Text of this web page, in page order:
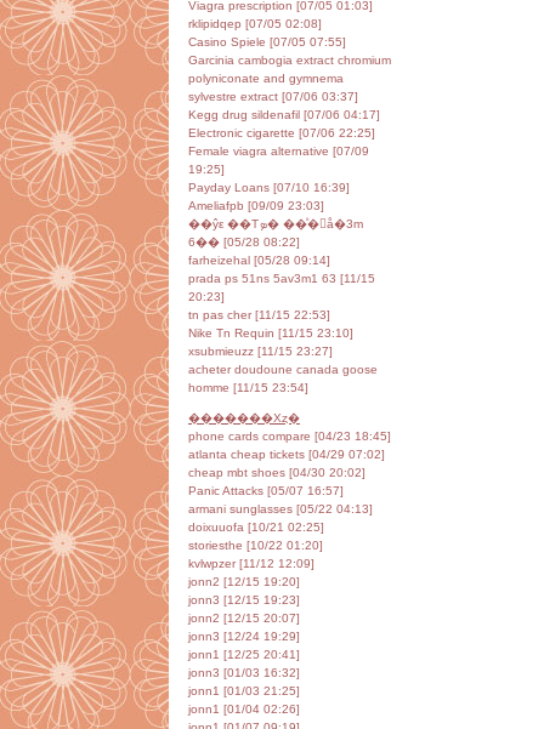
Viagra prescription [07/05 01:03]
rklipidqep [07/05 02:08]
Casino Spiele [07/05 07:55]
Garcinia cambogia extract chromium
polyniconate and gymnema
sylvestre extract [07/06 03:37]
Kegg drug sildenafil [07/06 04:17]
Electronic cigarette [07/06 22:25]
Female viagra alternative [07/09
19:25]
Payday Loans [07/10 16:39]
Ameliafpb [09/09 23:03]
��ŷε ��Τܤ� ��ͦ�񥻥å�3m
6�� [05/28 08:22]
farheizehal [05/28 09:14]
prada ps 51ns 5av3m1 63 [11/15
20:23]
tn pas cher [11/15 22:53]
Nike Tn Requin [11/15 23:10]
xsubmieuzz [11/15 23:27]
acheter doudoune canada goose
homme [11/15 23:54]
�������Хȥ�
phone cards compare [04/23 18:45]
atlanta cheap tickets [04/29 07:02]
cheap mbt shoes [04/30 20:02]
Panic Attacks [05/07 16:57]
armani sunglasses [05/22 04:13]
doixuuofa [10/21 02:25]
storiesthe [10/22 01:20]
kvlwpzer [11/12 12:09]
jonn2 [12/15 19:20]
jonn3 [12/15 19:23]
jonn2 [12/15 20:07]
jonn3 [12/24 19:29]
jonn1 [12/25 20:41]
jonn3 [01/03 16:32]
jonn1 [01/03 21:25]
jonn1 [01/04 02:26]